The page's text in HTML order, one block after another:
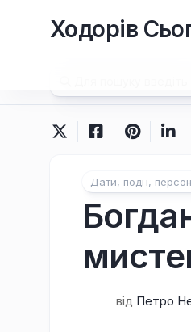
Ходорів
Дати, події,
від Петро